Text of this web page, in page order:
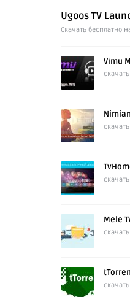
Ugoos TV
Cкачать бесплатно
Vimu
Mele